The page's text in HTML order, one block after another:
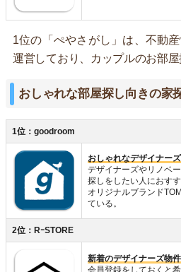
1位の「ぺやさがし」は、不動
運営しており、カップルのお部屋
おしゃれな部屋探し向きの家
1位：goodroom
おしゃれなデザイナー
デザイナーズやリノベ
探しをしたい人におすす
オリジナルブランド
ている。
2位：RｰSTORE
新着のデザイナーズ物